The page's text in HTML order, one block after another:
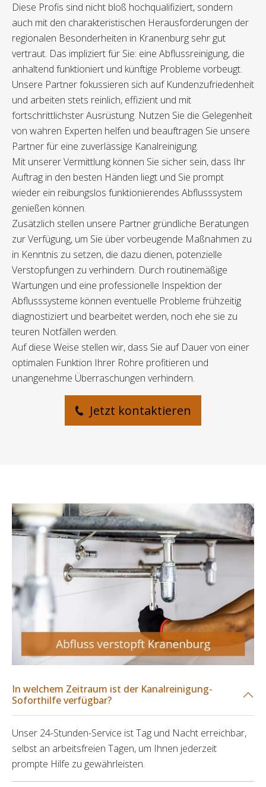
Diese Profis sind nicht bloß hochqualifiziert, sondern
auch mit den charakteristischen Herausforderungen der
regionalen Besonderheiten in Kranenburg sehr gut
vertraut. Das impliziert für Sie: eine Abflussreinigung, die
anhaltend funktioniert und künftige Probleme vorbeugt.
Unsere Partner fokussieren sich auf Kundenzufriedenheit
und arbeiten stets reinlich, effizient und mit
fortschrittlichster Ausrüstung. Nutzen Sie die Gelegenheit
von wahren Experten helfen und beauftragen Sie unsere
Partner für eine zuverlässige Kanalreinigung.
Mit unserer Vermittlung können Sie sicher sein, dass Ihr
Auftrag in den besten Händen liegt und Sie prompt
wieder ein reibungslos funktionierendes Abflusssystem
genießen können.
Zusätzlich stellen unsere Partner gründliche Beratungen
zur Verfügung, um Sie über vorbeugende Maßnahmen zu
in Kenntnis zu setzen, die dazu dienen, potenzielle
Verstopfungen zu verhindern. Durch routinemäßige
Wartungen und eine professionelle Inspektion der
Abflusssysteme können eventuelle Probleme frühzeitig
diagnostiziert und bearbeitet werden, noch ehe sie zu
teuren Notfällen werden.
Auf diese Weise stellen wir, dass Sie auf Dauer von einer
optimalen Funktion Ihrer Rohre profitieren und
unangenehme Überraschungen verhindern.
Jetzt kontaktieren
In welchem Zeitraum ist der Kanalreinigung-
Soforthilfe verfügbar?
Unser 24-Stunden-Service ist Tag und Nacht erreichbar,
selbst an arbeitsfreien Tagen, um Ihnen jederzeit
prompte Hilfe zu gewährleisten.